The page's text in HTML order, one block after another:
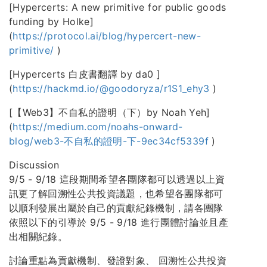
[Hypercerts: A new primitive for public goods
funding by Holke]
(https://protocol.ai/blog/hypercert-new-
primitive/ )
[Hypercerts 白皮書翻譯 by da0 ]
(https://hackmd.io/@goodoryza/r1S1_ehy3 )
[【Web3】不自私的證明（下）by Noah Yeh]
(https://medium.com/noahs-onward-
blog/web3-不自私的證明-下-9ec34cf5339f)
Discussion
9/5 - 9/18 這段期間希望各團隊都可以透過以上資
訊更了解回溯性公共投資議題，也希望各團隊都可
以順利發展出屬於自己的貢獻紀錄機制，請各團隊
依照以下的引導於 9/5 - 9/18 進行團體討論並且產
出相關紀錄。
討論重點為貢獻機制、發證對象、 回溯性公共投資